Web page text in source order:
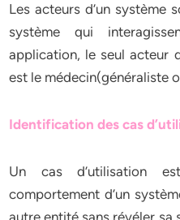
Les acteurs d’un système
système qui
application, le seul acteur
est le médecin(généraliste
Identification des cas
Un cas d’utilisation
comportement d’un
autre entité sans révéler sa